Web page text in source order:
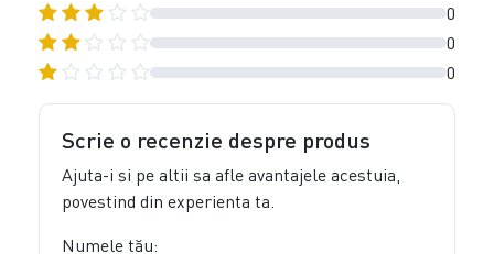
0
0
0
Scrie o recenzie despre produs
Ajuta-i si pe altii sa afle avantajele acestuia,
povestind din experienta ta.
Numele tău: